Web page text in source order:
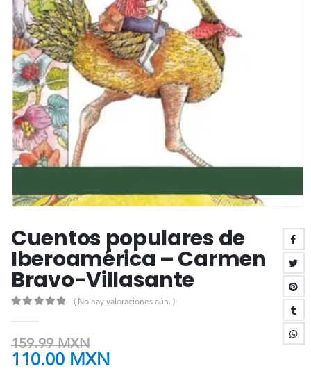
Cuentos populares de
Iberoamérica – Carmen
Bravo-Villasante
( No hay valoraciones aún. )
159.99MXN
110.00 MXN